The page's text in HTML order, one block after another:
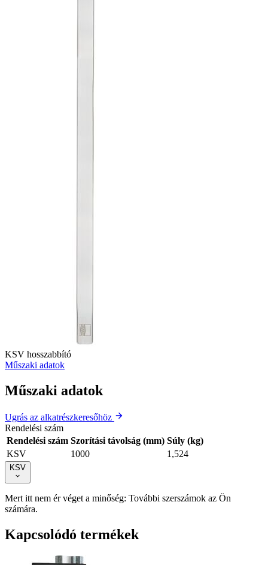
KSV hosszabbító
Műszaki adatok
Műszaki adatok
Ugrás az alkatrészkeresőhöz
Rendelési szám
Rendelési szám Szorítási távolság (mm) Súly (kg)
KSV
1000 1,524
KSV
Mert itt nem ér véget a minőség: További szerszámok az Ön
számára.
Kapcsolódó termékek